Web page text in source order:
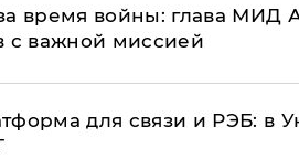
время войны: глава МИД
с важной миссией
для связи и РЭБ: в